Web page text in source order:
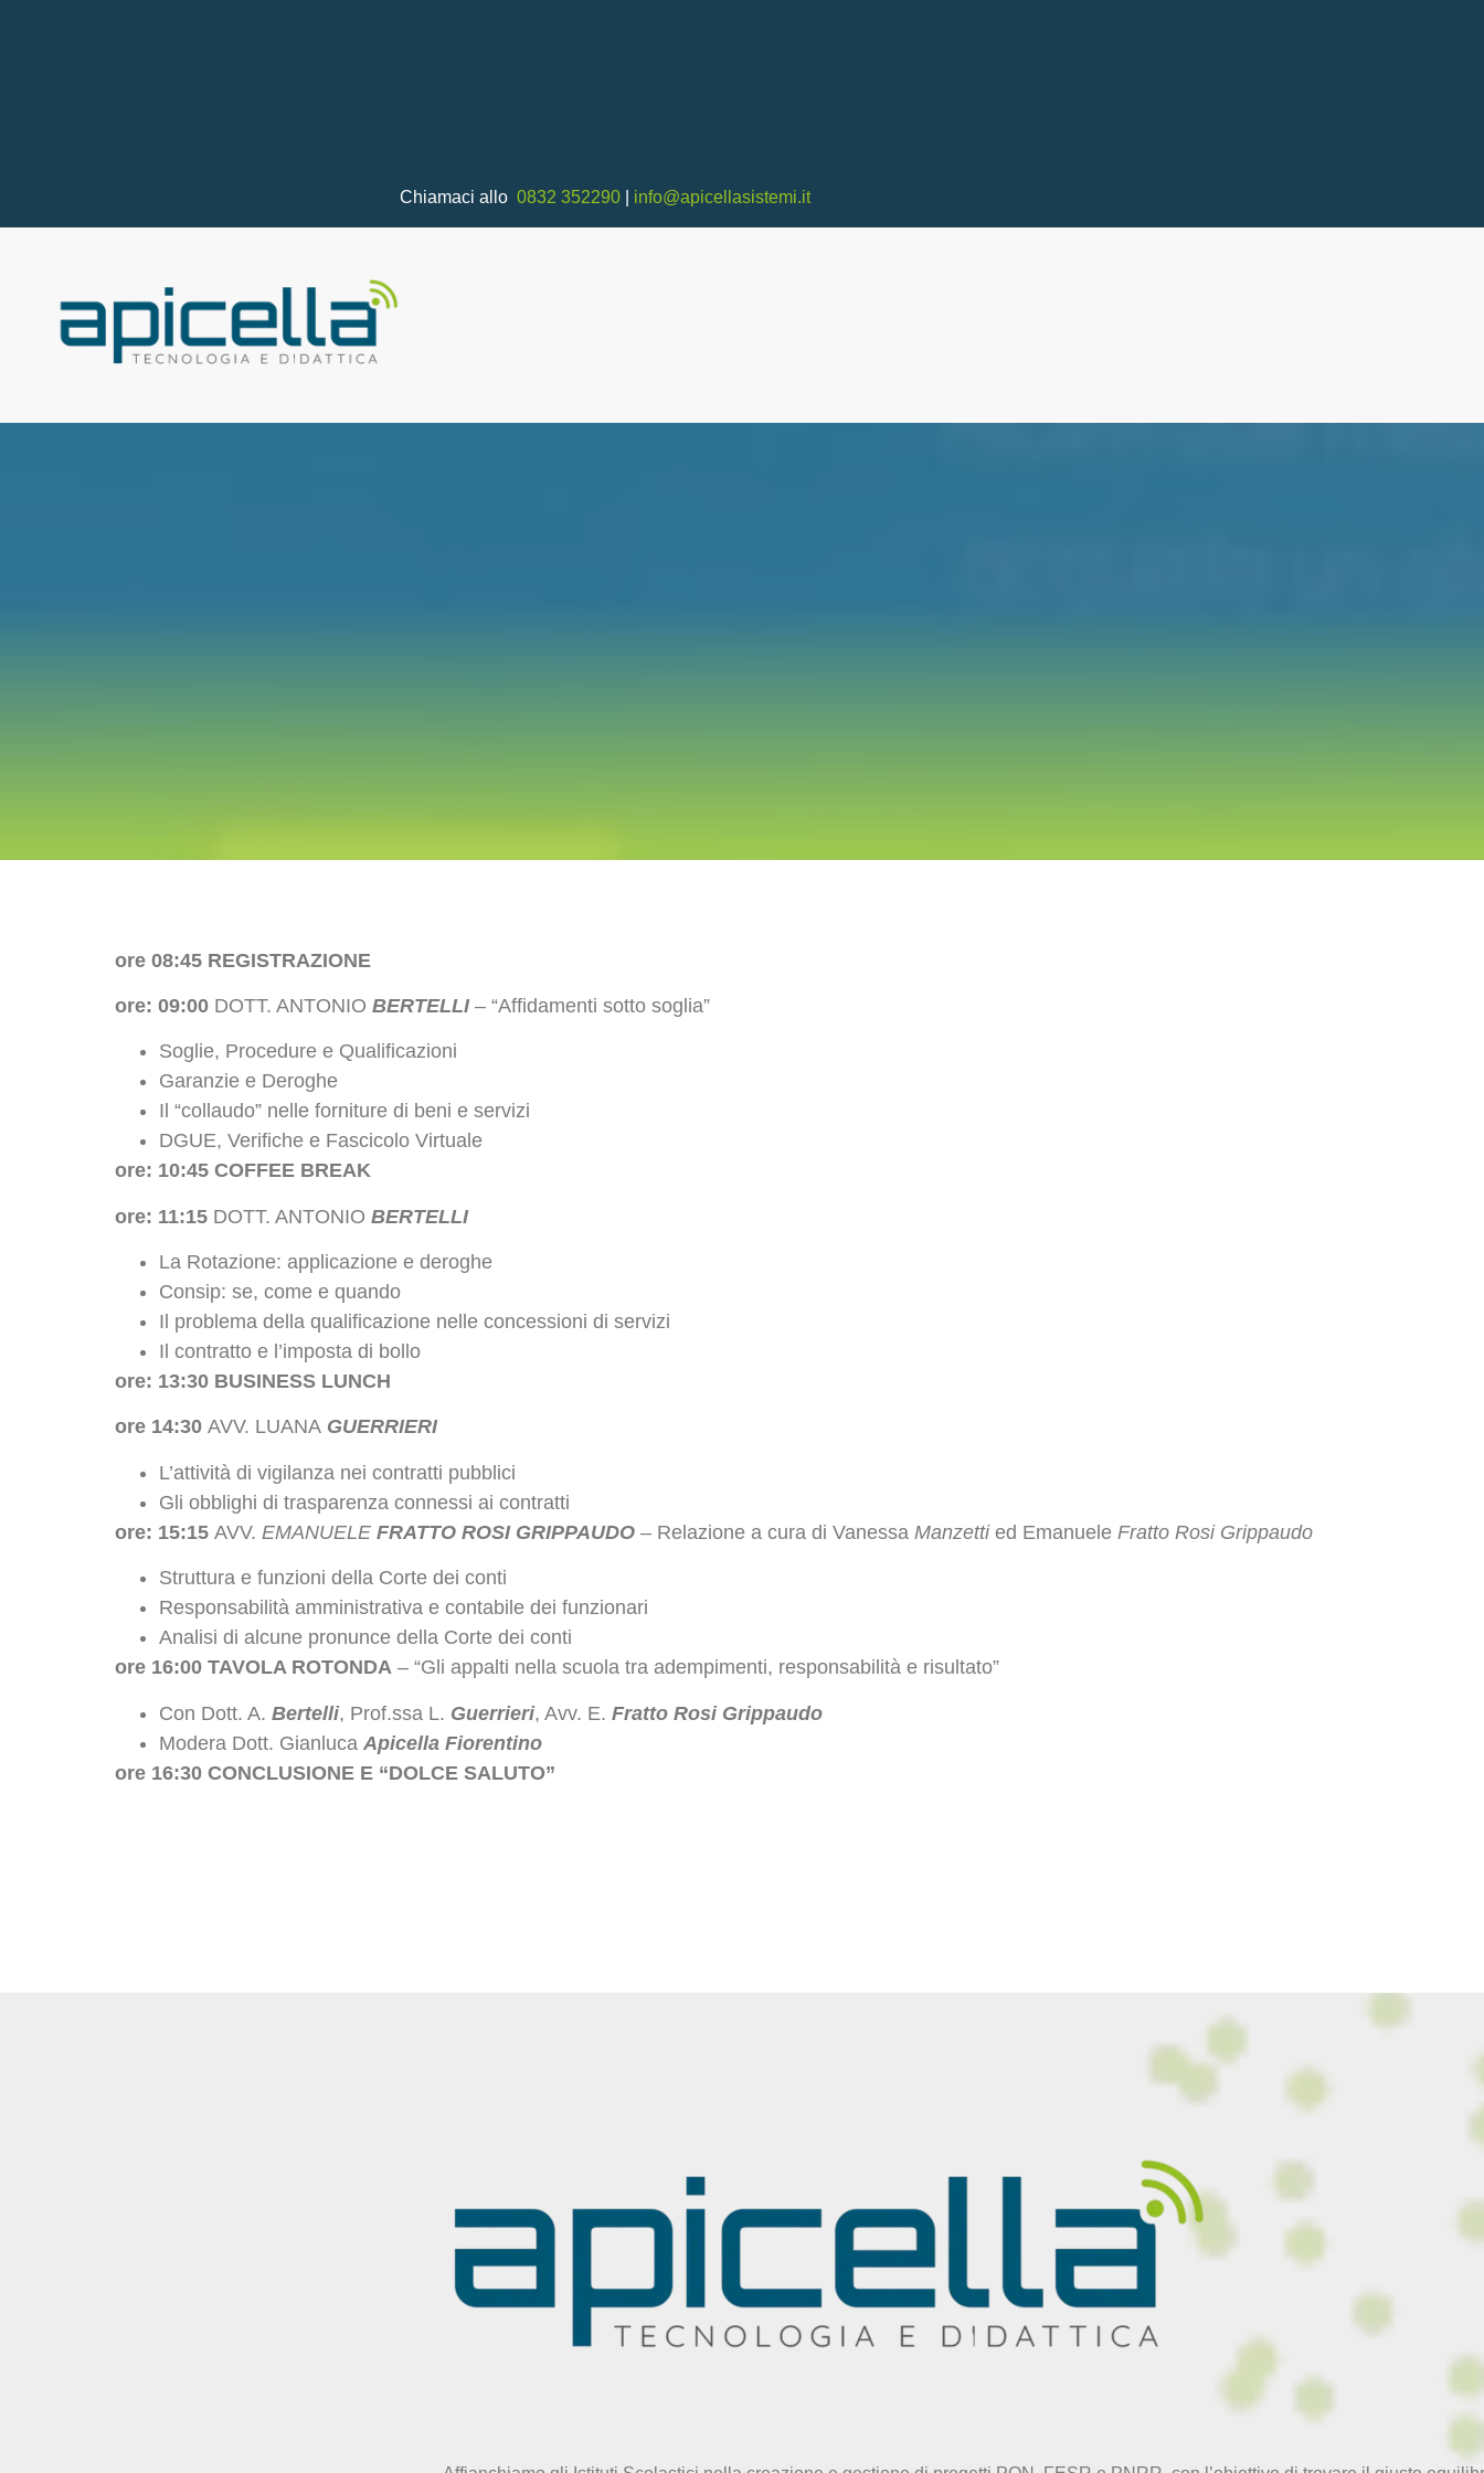
Chiamaci allo 0832 352290| info@apicellasistemi.it
ore 08:45 REGISTRAZIONE
ore: 09:00 DOTT. ANTONIO BERTELLI– “Affidamenti sotto soglia”
Soglie, Procedure e Qualificazioni
Garanzie e Deroghe
Il “collaudo” nelle forniture di beni e servizi
DGUE, Verifiche e Fascicolo Virtuale
ore: 10:45 COFFEE BREAK
ore: 11:15 DOTT. ANTONIO BERTELLI
La Rotazione: applicazione e deroghe
Consip: se, come e quando
Il problema della qualificazione nelle concessioni di servizi
Il contratto e l’imposta di bollo
ore: 13:30 BUSINESS LUNCH
ore 14:30 AVV. LUANA GUERRIERI
L’attività di vigilanza nei contratti pubblici
Gli obblighi di trasparenza connessi ai contratti
ore: 15:15 AVV. EMANUELEFRATTO ROSI GRIPPAUDO – Relazione a cura di Vanessa Manzettied Emanuele Fratto Rosi Grippaudo
Struttura e funzioni della Corte dei conti
Responsabilità amministrativa e contabile dei funzionari
Analisi di alcune pronunce della Corte dei conti
ore 16:00 TAVOLA ROTONDA – “Gli appalti nella scuola tra adempimenti, responsabilità e risultato”
Con Dott. A.Bertelli, Prof.ssa L. Guerrieri, Avv. E.Fratto Rosi Grippaudo
Modera Dott. GianlucaApicella Fiorentino
ore 16:30 CONCLUSIONE E “DOLCE SALUTO”